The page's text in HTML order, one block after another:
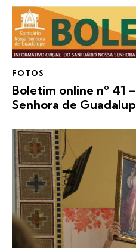
FOTOS
Boletim online nº 41
Senhora de